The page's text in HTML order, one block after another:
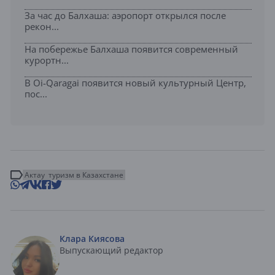
За час до Балхаша: аэропорт открылся после
рекон...
На побережье Балхаша появится современный
курортн...
В Oi-Qaragai появится новый культурный Центр,
пос...
Актау туризм в Казахстане
Клара Киясова
Выпускающий редактор